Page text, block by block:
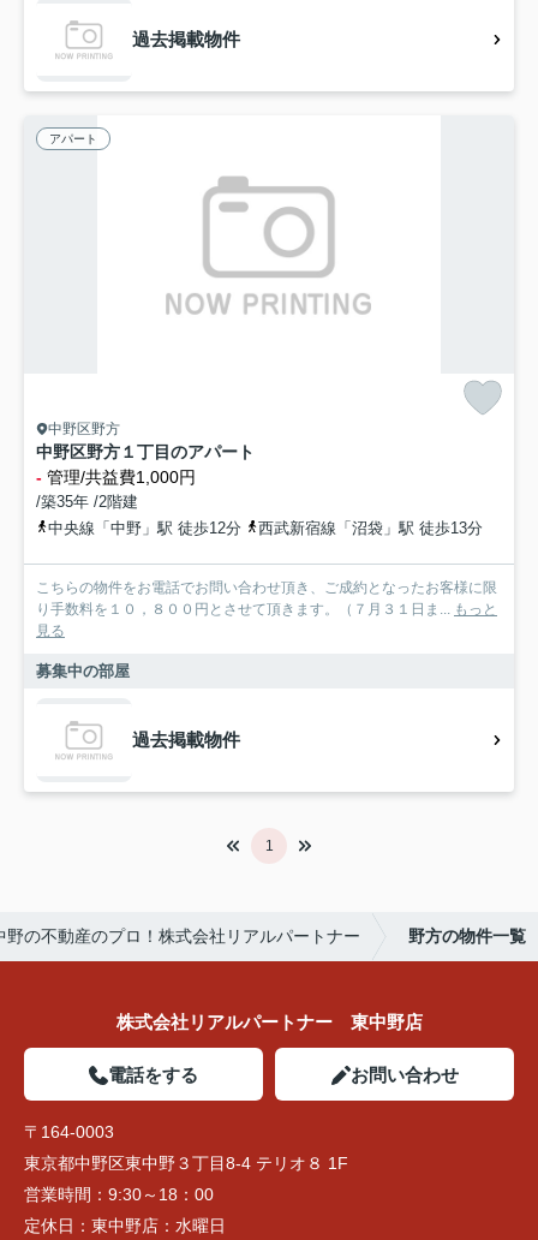
過去掲載物件
アパート
中野区野方
中野区野方１丁目のアパート
- 管理/共益費1,000円
/築35年 /2階建
中央線「中野」駅 徒歩12分
西武新宿線「沼袋」駅 徒歩13分
こちらの物件をお電話でお問い合わせ頂き、ご成約となったお客様に限
り手数料を１０，８００円とさせて頂きます。（７月３１日ま... もっと
見る
募集中の部屋
過去掲載物件
1
野の不動産のプロ！株式会社リアルパートナー 野方の物件一覧
株式会社リアルパートナー 東中野店
電話をする お問い合わせ
〒164-0003
東京都中野区東中野３丁目8-4 テリオ８ 1F
営業時間： 9:30～18：00
定休日： 東中野店：水曜日